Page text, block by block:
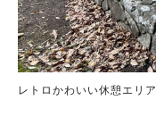
レトロかわいい休憩エリア